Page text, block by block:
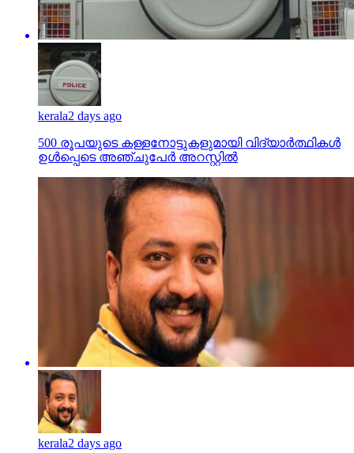
kerala2 days ago
500 രൂപയുടെ കള്ളനോട്ടുകളുമായി വിദ്യാര്‍ത്ഥികള്‍
ഉള്‍പ്പെടെ അഞ്ചുപേര്‍ അറസ്റ്റില്‍
kerala2 days ago